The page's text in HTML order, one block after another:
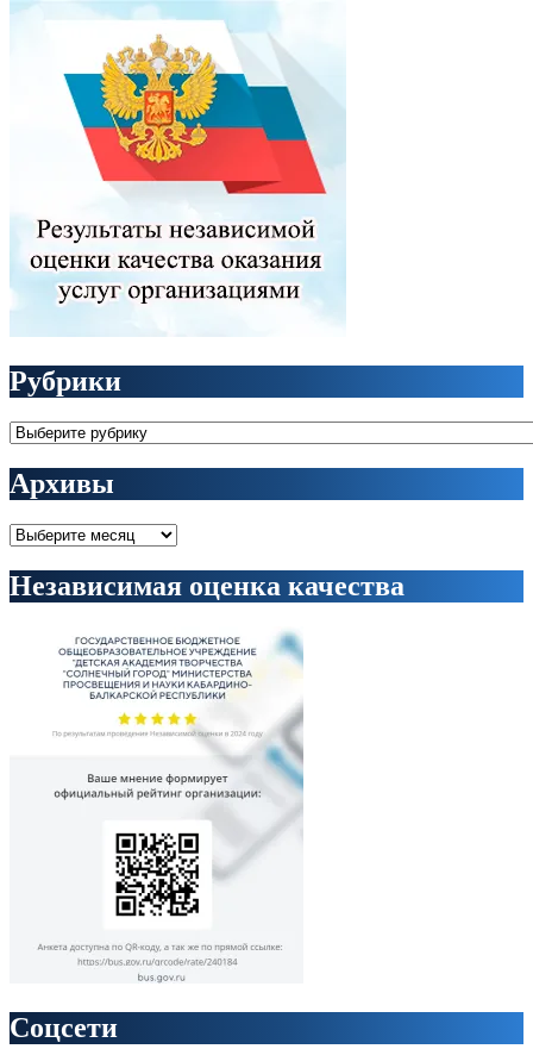
Рубрики
Рубрики
Архивы
Архивы
Независимая оценка качества
Соцсети